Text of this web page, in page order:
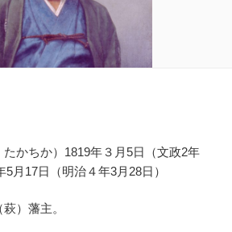
かちか）1819年３月5日（文政2年
5月17日（明治４年3月28日）
）藩主。